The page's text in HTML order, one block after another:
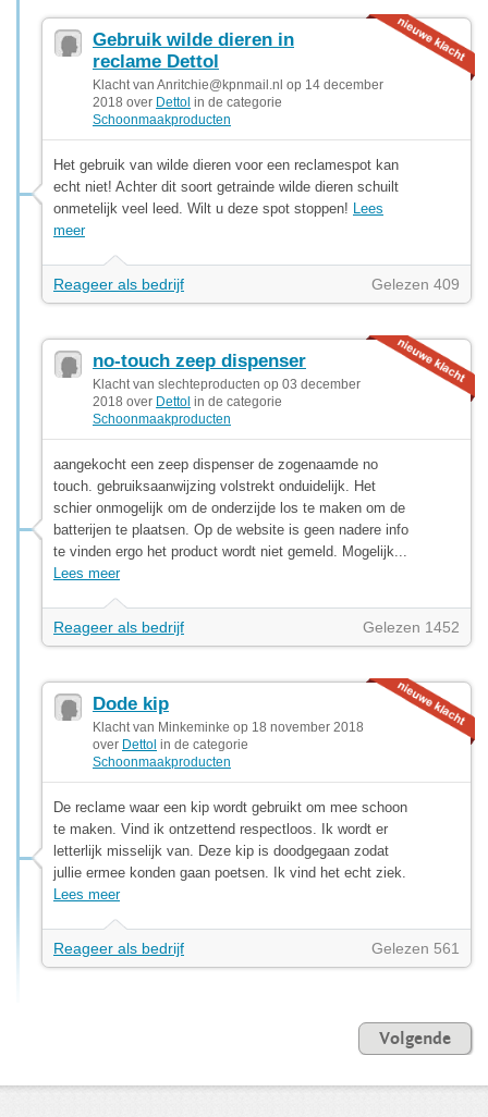
Gebruik wilde dieren in
reclame Dettol
Klacht van Anritchie@kpnmail.nl op 14 december
2018 over Dettol in de categorie
Schoonmaakproducten
Het gebruik van wilde dieren voor een reclamespot kan
echt niet! Achter dit soort getrainde wilde dieren schuilt
onmetelijk veel leed. Wilt u deze spot stoppen! Lees
meer
Reageer als bedrijf Gelezen 409
no-touch zeep dispenser
Klacht van slechteproducten op 03 december
2018 over Dettol in de categorie
Schoonmaakproducten
aangekocht een zeep dispenser de zogenaamde no
touch. gebruiksaanwijzing volstrekt onduidelijk. Het
schier onmogelijk om de onderzijde los te maken om de
batterijen te plaatsen. Op de website is geen nadere info
te vinden ergo het product wordt niet gemeld. Mogelijk...
Lees meer
Reageer als bedrijf Gelezen 1452
Dode kip
Klacht van Minkeminke op 18 november 2018
over Dettol in de categorie
Schoonmaakproducten
De reclame waar een kip wordt gebruikt om mee schoon
te maken. Vind ik ontzettend respectloos. Ik wordt er
letterlijk misselijk van. Deze kip is doodgegaan zodat
jullie ermee konden gaan poetsen. Ik vind het echt ziek.
Lees meer
Reageer als bedrijf Gelezen 561
Volgende